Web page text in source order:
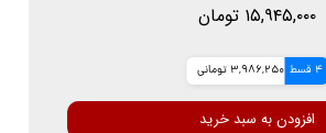
۱۵,۹۴۵,۰۰۰ تومان
4 قسط 3,986,250 تومانی
افزودن به سبد خرید